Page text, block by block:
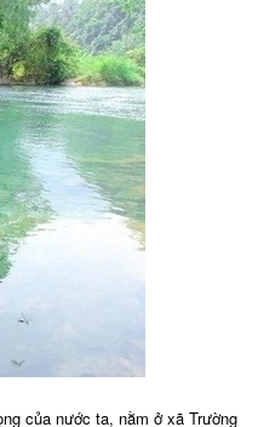
của nước ta, nằm ở xã Trường